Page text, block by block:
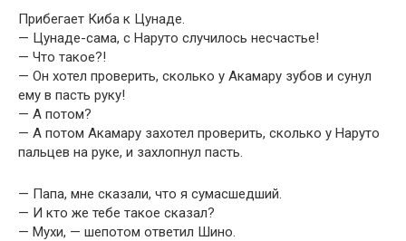
Прибегает Киба к Цунаде.
— Цунаде-сама, с Наруто случилось несчастье!
— Что такое?!
— Он хотел проверить, сколько у Акамару зубов и сунул
ему в пасть руку!
— А потом?
— А потом Акамару захотел проверить, сколько у Наруто
пальцев на руке, и захлопнул пасть.
— Папа, мне сказали, что я сумасшедший.
— И кто же тебе такое сказал?
— Мухи, — шепотом ответил Шино.